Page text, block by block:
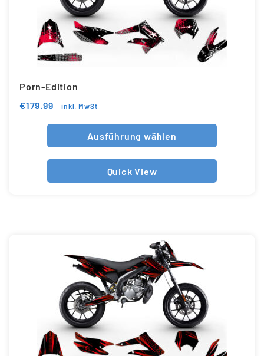
Porn-Edition
€179.99 inkl. MwSt.
Ausführung wählen
Quick View